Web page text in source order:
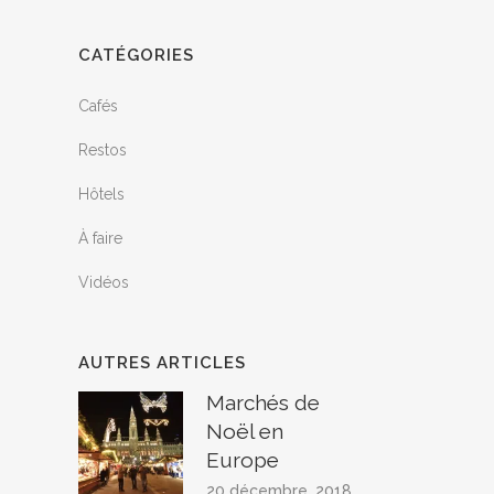
CATÉGORIES
Cafés
Restos
Hôtels
À faire
Vidéos
AUTRES ARTICLES
Marchés de
Noël en
Europe